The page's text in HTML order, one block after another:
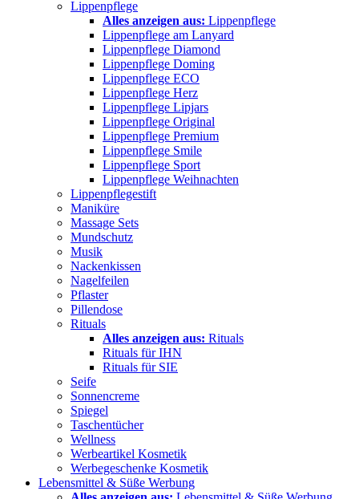
Lippenpflege
Alles anzeigen aus: Lippenpflege
Lippenpflege am Lanyard
Lippenpflege Diamond
Lippenpflege Doming
Lippenpflege ECO
Lippenpflege Herz
Lippenpflege Lipjars
Lippenpflege Original
Lippenpflege Premium
Lippenpflege Smile
Lippenpflege Sport
Lippenpflege Weihnachten
Lippenpflegestift
Maniküre
Massage Sets
Mundschutz
Musik
Nackenkissen
Nagelfeilen
Pflaster
Pillendose
Rituals
Alles anzeigen aus: Rituals
Rituals für IHN
Rituals für SIE
Seife
Sonnencreme
Spiegel
Taschentücher
Wellness
Werbeartikel Kosmetik
Werbegeschenke Kosmetik
Lebensmittel & Süße Werbung